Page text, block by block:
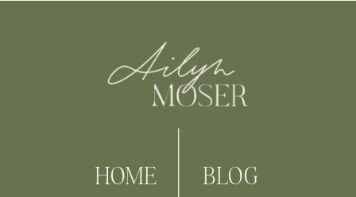
HOME BLOG